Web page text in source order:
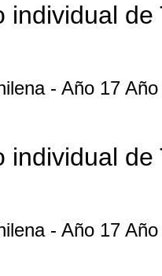
individual
- Año 17
individual
- Año 17